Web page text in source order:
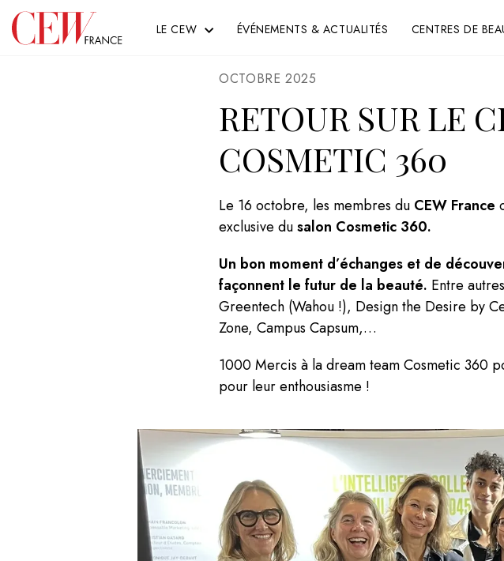
Passer au contenu
LE CEW ÉVÉNEMENTS & ACTUALITÉS CENTRES DE
Accueil RETOUR SUR LE CEW TOUR SUR COSMETIC 360
OCTOBRE 2025
RETOUR SUR LE
COSMETIC 360
CEW
Le 16 octobre, les membres du CEW France
exclusive dusalon Cosmetic 360.
Un bon moment d’échanges et de
façonnent le futur de la beauté. Entre
Greentech (Wahou !), Design the Desire by
Zone, Campus Capsum,…
1000 Mercis à la dream team Cosmetic 360
pour leur enthousiasme !
Panneau de gestion des cookies